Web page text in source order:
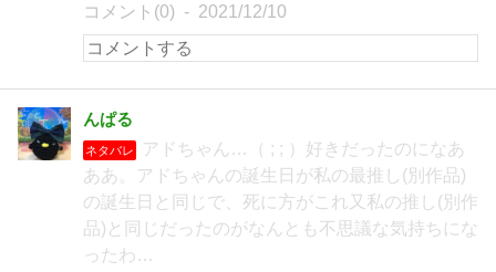
コメント(0) 2021/12/10
んぱる
ネタバレ
アドちゃん…（ ; ; ）好きだったのになあ
ああ。アドちゃんの誕生日が私の最推し(別作品)
の誕生日と同じで、死に方がこれ又私の推し(別作
品)と同じだったのがなんとも不思議な気持ちにな
ったわ…